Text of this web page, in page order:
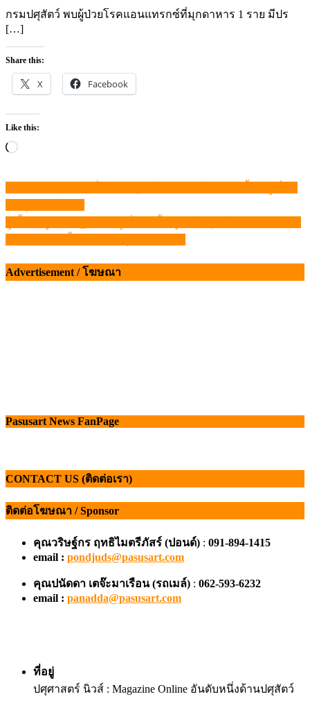
กรมปศุสัตว์ พบผู้ป่วยโรคแอนแทรกซ์ที่มุกดาหาร 1 ราย มีปร
[…]
Share this:
X Facebook
Like this:
Loading…
แนะแนว
เรื่อง
Advertisement / โฆษณา
Pasusart News FanPage
CONTACT US (ติดต่อเรา)
ติดต่อโฆษณา / Sponsor
คุณวริษฐ์กร ฤทธิไมตรีภัสร์ (ปอนด์) : 091-894-1415
email : pondjuds@pasusart.com
คุณปนัดดา เตจ๊ะมาเรือน (รถเมล์) : 062-593-6232
email : panadda@pasusart.com
ที่อยู่
ปศุศาสตร์ นิวส์ : Magazine Online อันดับหนึ่งด้านปศุสัตว์